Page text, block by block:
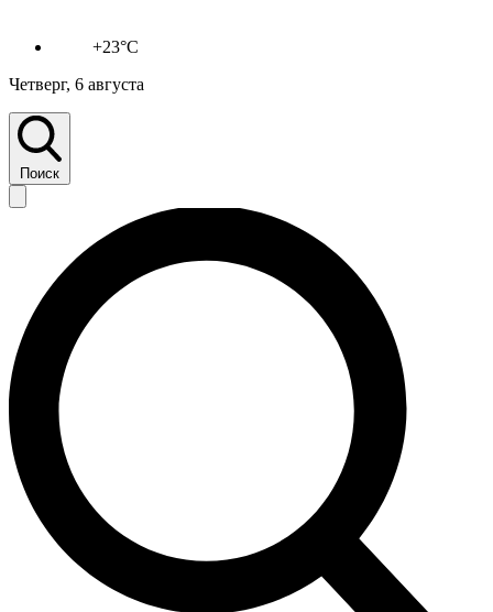
+23°C
Четверг, 6 августа
Поиск